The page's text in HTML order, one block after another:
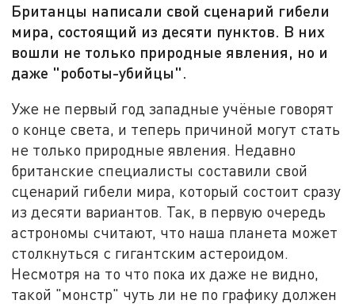
Британцы написали свой сценарий гибели
мира, состоящий из десяти пунктов. В них
вошли не только природные явления, но и
даже "роботы-убийцы".
Уже не первый год западные учёные говорят
о конце света, и теперь причиной могут стать
не только природные явления. Недавно
британские специалисты составили свой
сценарий гибели мира, который состоит сразу
из десяти вариантов. Так, в первую очередь
астрономы считают, что наша планета может
столкнуться с гигантским астероидом.
Несмотря на то что пока их даже не видно,
такой "монстр" чуть ли не по графику должен